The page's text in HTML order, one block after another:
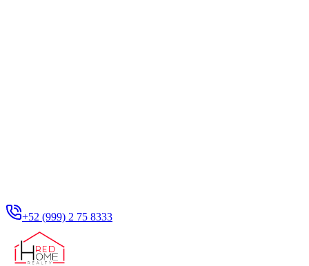
+52 (999) 2 75 8333